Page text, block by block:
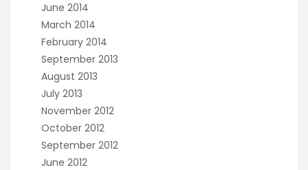
June 2014
March 2014
February 2014
September 2013
August 2013
July 2013
November 2012
October 2012
September 2012
June 2012